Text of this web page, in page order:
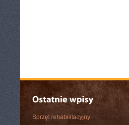
Sprzęt rehabilitacyjny